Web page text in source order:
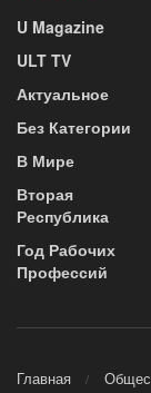
U Magazine
ULT TV
Актуальное
Без Категории
В Мире
Вторая
Республика
Год Рабочих
Профессий
Главная